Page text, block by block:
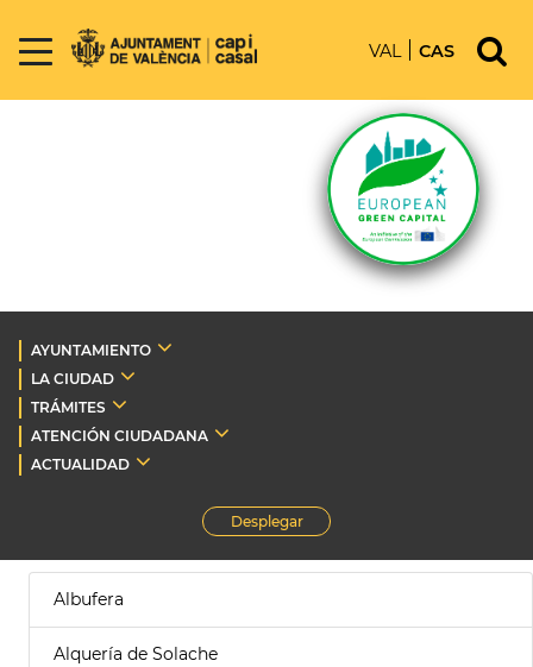
VAL CAS
AYUNTAMIENTO
LA CIUDAD
TRÁMITES
ATENCIÓN CIUDADANA
ACTUALIDAD
Desplegar
Albufera
Alquería de Solache